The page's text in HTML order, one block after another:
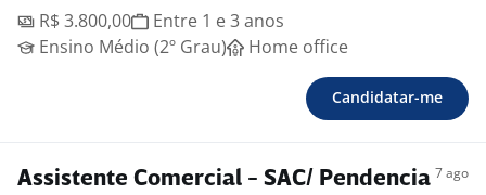
R$ 3.800,00
Entre 1 e 3 anos
Ensino Médio (2º Grau)
Home office
Candidatar-me
Assistente Comercial - SAC/ Pendencia 7 ago